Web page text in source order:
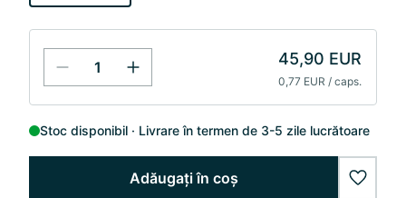
45,90 EUR
0,77 EUR / caps.
Stoc disponibil Livrare în termen de 3-5 zile lucrătoare
Adăugați în coș